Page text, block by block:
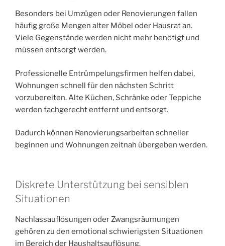
Besonders bei Umzügen oder Renovierungen fallen
häufig große Mengen alter Möbel oder Hausrat an.
Viele Gegenstände werden nicht mehr benötigt und
müssen entsorgt werden.
Professionelle Entrümpelungsfirmen helfen dabei,
Wohnungen schnell für den nächsten Schritt
vorzubereiten. Alte Küchen, Schränke oder Teppiche
werden fachgerecht entfernt und entsorgt.
Dadurch können Renovierungsarbeiten schneller
beginnen und Wohnungen zeitnah übergeben werden.
Diskrete Unterstützung bei sensiblen
Situationen
Nachlassauflösungen oder Zwangsräumungen
gehören zu den emotional schwierigsten Situationen
im Bereich der Haushaltsauflösung.